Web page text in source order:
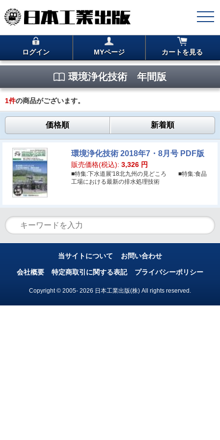
ログイン MYページ カートを見る
環境浄化技術 年間版
1件の商品がございます。
価格順 新着順
環境浄化技術 2018年7・8月号 PDF版
販売価格(税込): 3,326 円
■特集:下水道展'18北九州の見どころ ■特集:食品
工場における最新の排水処理技術
当サイトについて お問い合わせ
会社概要 特定商取引に関する表記 プライバシーポリシー
Copyright © 2005- 2026 日本工業出版(株) All rights reserved.